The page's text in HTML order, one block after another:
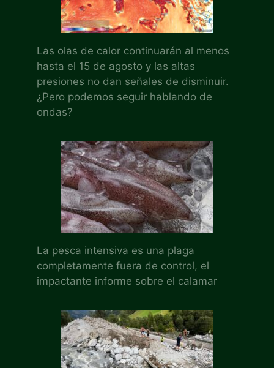
Las olas de calor continuarán al menos
hasta el 15 de agosto y las altas
presiones no dan señales de disminuir.
¿Pero podemos seguir hablando de
ondas?
La pesca intensiva es una plaga
completamente fuera de control, el
impactante informe sobre el calamar